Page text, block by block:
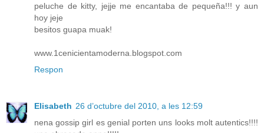
peluche de kitty, jejje me encantaba de pequeña!!! y aun
hoy jeje
besitos guapa muak!
www.1cenicientamoderna.blogspot.com
Respon
Elisabeth 26 d’octubre del 2010, a les 12:59
nena gossip girl es genial porten uns looks molt autentics!!!!